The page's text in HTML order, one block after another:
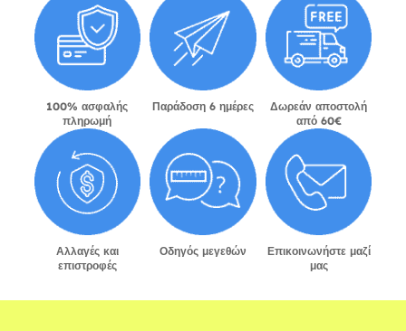
100% ασφαλής
πληρωμή
Παράδοση 6 ημέρες
Δωρεάν αποστολή
από 60€
Αλλαγές και
επιστροφές
Οδηγός μεγεθών
Επικοινωνήστε μαζί
μας